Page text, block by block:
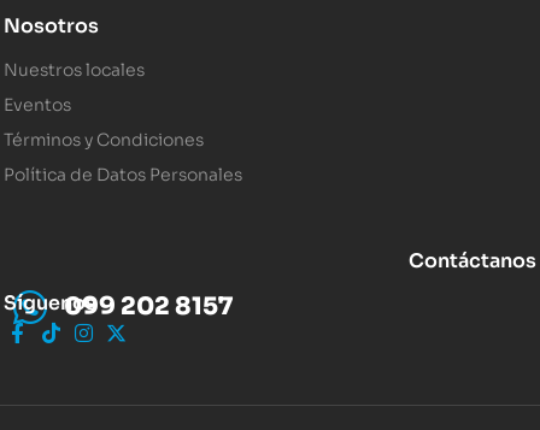
Nosotros
Nuestros locales
Eventos
Términos y Condiciones
Política de Datos Personales
Contáctanos
099 202 8157
Síguenos